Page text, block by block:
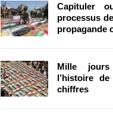
Capituler
processus
propagande
Mille
l’histoire
chiffres